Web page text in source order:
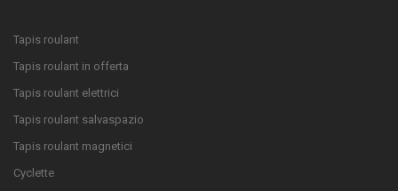
Tapis roulant
Tapis roulant in offerta
Tapis roulant elettrici
Tapis roulant salvaspazio
Tapis roulant magnetici
Cyclette